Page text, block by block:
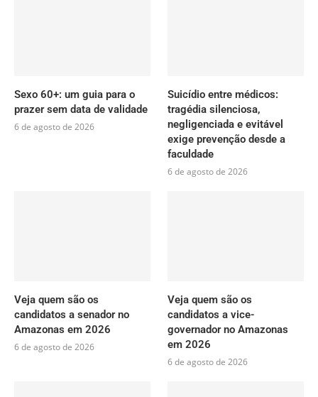
Sexo 60+: um guia para o
prazer sem data de validade
6 de agosto de 2026
Suicídio entre médicos:
tragédia silenciosa,
negligenciada e evitável
exige prevenção desde a
faculdade
6 de agosto de 2026
Veja quem são os
candidatos a senador no
Amazonas em 2026
6 de agosto de 2026
Veja quem são os
candidatos a vice-
governador no Amazonas
em 2026
6 de agosto de 2026